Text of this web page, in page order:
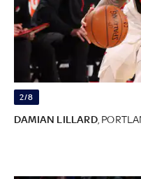
2/8
DAMIAN LILLARD,